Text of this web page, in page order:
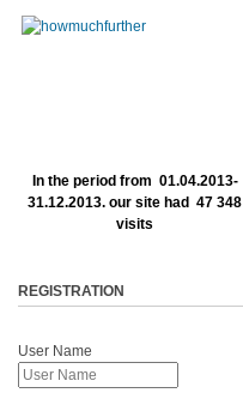
In the period from 01.04.2013-
31.12.2013. our site had 47 348
visits
REGISTRATION
User Name